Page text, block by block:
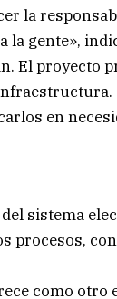
la
la gente»,
El proyecto
en
sistema
procesos,
como otro